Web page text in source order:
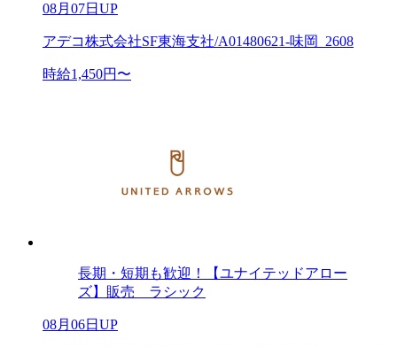
08月07日UP
アデコ株式会社SF東海支社/A01480621-味岡_2608
時給1,450円〜
長期・短期も歓迎！【ユナイテッドアロー
ズ】販売 ラシック
08月06日UP